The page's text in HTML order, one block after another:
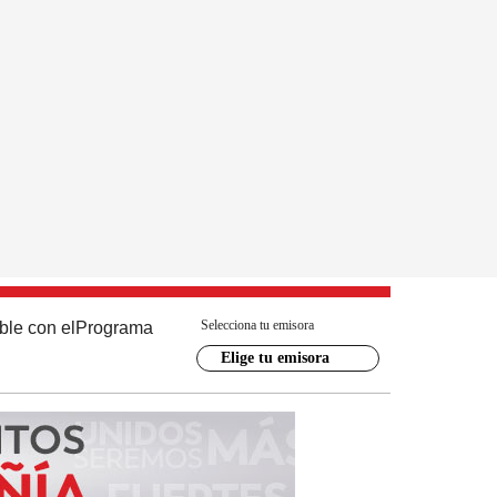
con el Programa Selecciona tu emisora
Elige tu emisora